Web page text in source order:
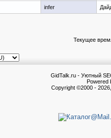
infer
Текущее
GidTalk.ru - Уютный
Powered
Copyright ©2000 -